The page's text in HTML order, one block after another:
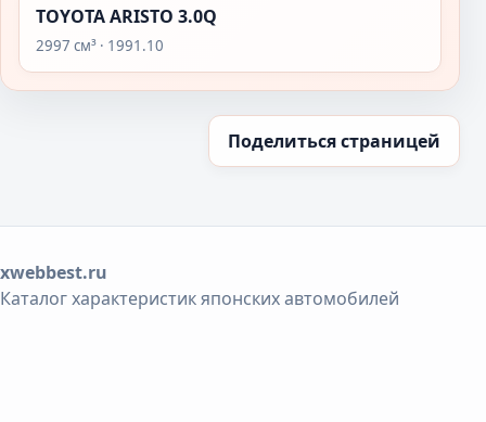
TOYOTA ARISTO 3.0Q
2997 см³ · 1991.10
Поделиться страницей
xwebbest.ru
Каталог характеристик японских автомобилей